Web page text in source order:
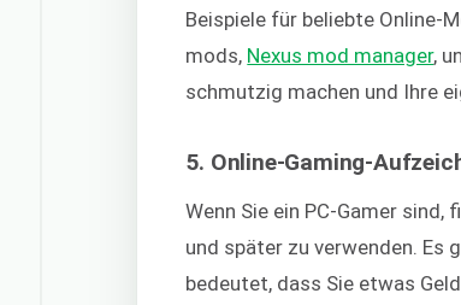
Beispiele für beliebte Online-
mods, Nexus mod manager,
schmutzig machen und Ihre
5. Online-Gaming-
Wenn Sie ein PC-Gamer
und später zu verwenden. Es
bedeutet, dass Sie etwas